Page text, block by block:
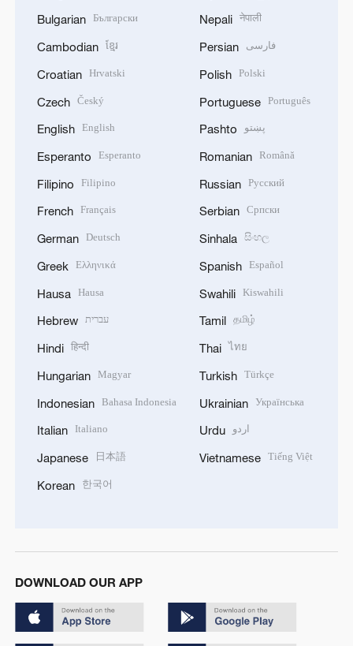
Bulgarian Български
Cambodian ខ្មែរ
Croatian Hrvatski
Czech Český
English English
Esperanto Esperanto
Filipino Filipino
French Français
German Deutsch
Greek Ελληνικά
Hausa Hausa
Hebrew עברית
Hindi हिन्दी
Hungarian Magyar
Indonesian Bahasa Indonesia
Italian Italiano
Japanese 日本語
Korean 한국어
Nepali नेपाली
Persian فارسی
Polish Polski
Portuguese Português
Pashto پښتو
Romanian Română
Russian Русский
Serbian Српски
Sinhala සිංහල
Spanish Español
Swahili Kiswahili
Tamil தமிழ்
Thai ไทย
Turkish Türkçe
Ukrainian Українська
Urdu اردو
Vietnamese Tiếng Việt
DOWNLOAD OUR APP